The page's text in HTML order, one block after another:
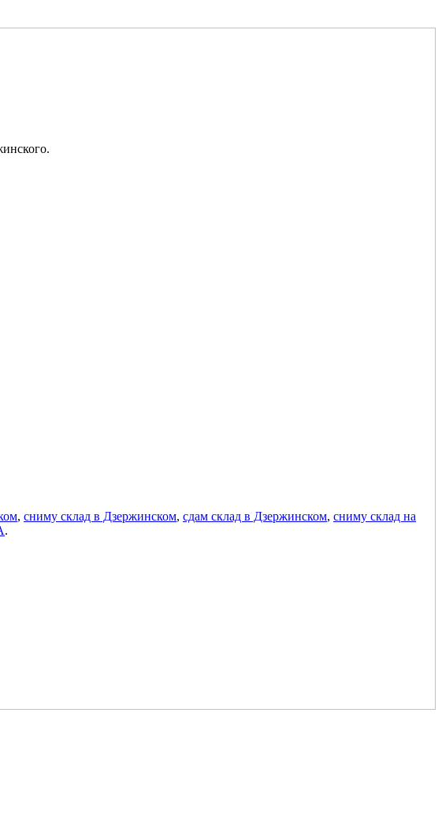
, сниму склад в Дзержинском, сдам склад в Дзержинском, сниму склад на
.